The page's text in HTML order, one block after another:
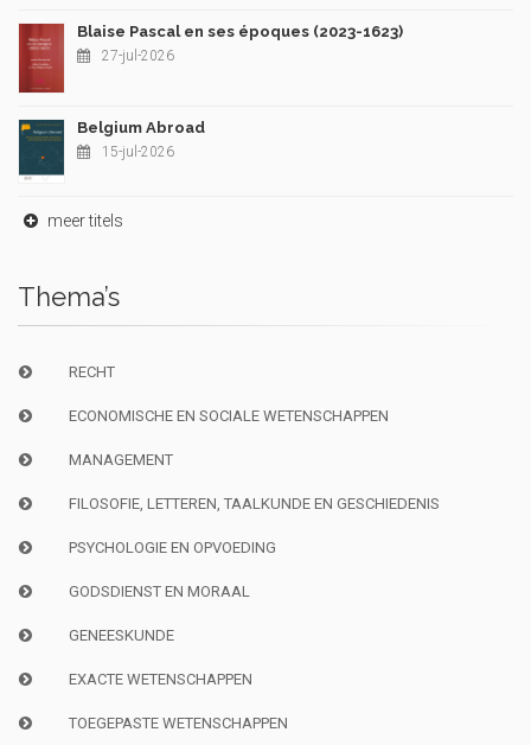
Blaise Pascal en ses époques (2023-1623)
27-jul-2026
Belgium Abroad
15-jul-2026
meer titels
Thema’s
RECHT
ECONOMISCHE EN SOCIALE WETENSCHAPPEN
MANAGEMENT
FILOSOFIE, LETTEREN, TAALKUNDE EN GESCHIEDENIS
PSYCHOLOGIE EN OPVOEDING
GODSDIENST EN MORAAL
GENEESKUNDE
EXACTE WETENSCHAPPEN
TOEGEPASTE WETENSCHAPPEN